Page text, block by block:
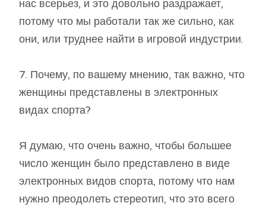
нас всерьез, и это довольно раздражает,
потому что мы работали так же сильно, как
они, или труднее найти в игровой индустрии.
7. Почему, по вашему мнению, так важно, что
женщины представлены в электронных
видах спорта?
Я думаю, что очень важно, чтобы большее
число женщин было представлено в виде
электронных видов спорта, потому что нам
нужно преодолеть стереотип, что это всего